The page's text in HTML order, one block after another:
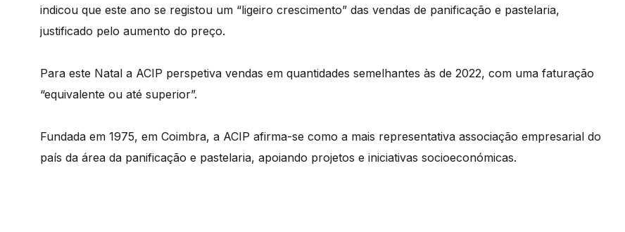
indicou que este ano se registou um “ligeiro crescimento” das vendas de panificação e pastelaria,
justificado pelo aumento do preço.
Para este Natal a ACIP perspetiva vendas em quantidades semelhantes às de 2022, com uma faturação
“equivalente ou até superior”.
Fundada em 1975, em Coimbra, a ACIP afirma-se como a mais representativa associação empresarial do
país da área da panificação e pastelaria, apoiando projetos e iniciativas socioeconómicas.